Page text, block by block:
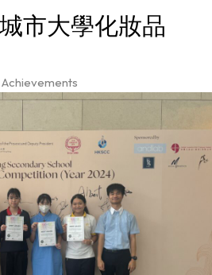
市大學化妝品
Achievements